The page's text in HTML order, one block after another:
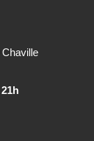
Chaville
21h